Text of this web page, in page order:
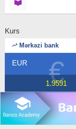
Kurs
Mərkəzi bank
₽
RUB
2.0816